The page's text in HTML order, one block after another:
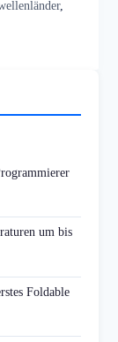
,
um bis
Foldable